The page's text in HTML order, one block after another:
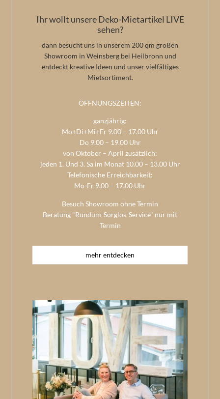
Ihr wollt unsere Deko-Mietartikel LIVE
sehen?
dann besucht uns in unserem 200 qm großen
Showroom in Weinsberg bei Heilbronn und
entdeckt kreative Ideen und unser vielfältiges
Mietsortiment.
ÖFFNUNGSZEITEN:
ganzjährig:
Mo+Di+Mi+Fr 9.00 – 17.00 Uhr
Do 9.00 – 19.00 Uhr
von Oktober – April zusätzlich:
jeden 1. Und 3. Sa im Monat 10.00 – 13.00 Uhr
Telefonische Erreichbarkeit:
Mo-Fr 9.00 – 17.00 Uhr
Besuch Showroom ohne Termin
Beratung "Rundum-Sorglos-Service" nur mit
Termin
mehr entdecken